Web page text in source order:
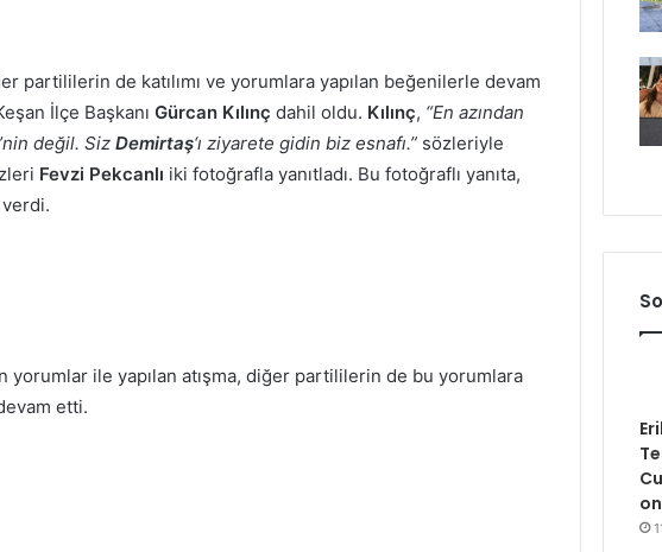
partililerin de katılımı ve yorumlara yapılan beğenilerle devam
İlçe Başkanı Gürcan Kılınç dahil oldu. Kılınç, “En azından
değil. Siz Demirtaş‘ı ziyarete gidin biz esnafı.” sözleriyle
Fevzi Pekcanlı iki fotoğrafla yanıtladı. Bu fotoğraflı yanıta,
yorumlar ile yapılan atışma, diğer partililerin de bu yorumlara
etti.